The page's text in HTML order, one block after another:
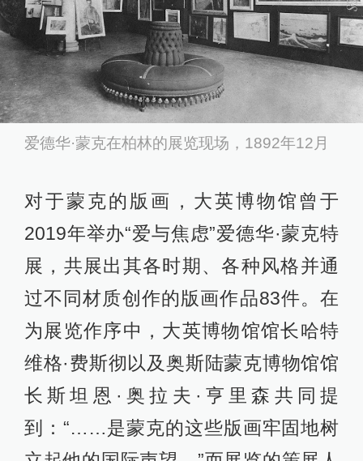
爱德华·蒙克在柏林的展览现场，1892年12月
对于蒙克的版画，大英博物馆曾于
2019年举办“爱与焦虑”爱德华·蒙克特
展，共展出其各时期、各种风格并通
过不同材质创作的版画作品83件。在
为展览作序中，大英博物馆馆长哈特
维格·费斯彻以及奥斯陆蒙克博物馆馆
长斯坦恩·奥拉夫·亨里森共同提
到：“……是蒙克的这些版画牢固地树